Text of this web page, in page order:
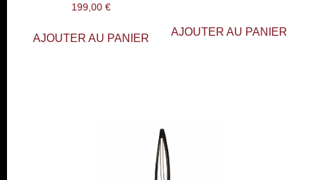
199,00 €
AJOUTER AU PANIER
AJOUTER AU PANIER